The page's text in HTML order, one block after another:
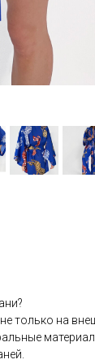
только на